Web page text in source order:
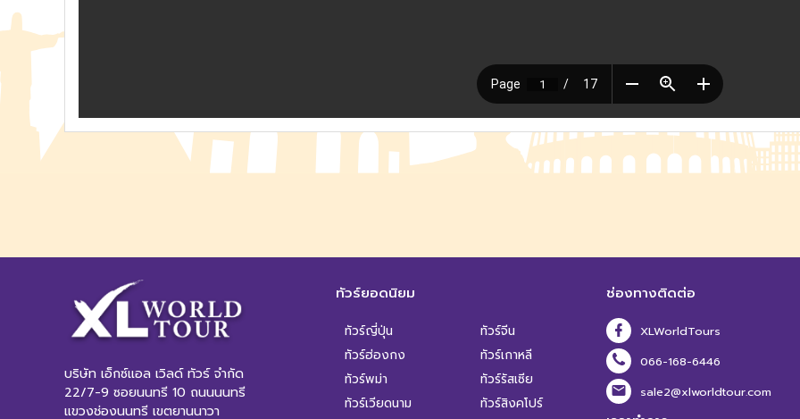
บริษัท เอ็กซ์แอล เวิลด์ ทัวร์ จำกัด
22/7-9 ซอยนนทรี 10 ถนนนนทรี
แขวงช่องนนทรี เขตยานนาวา
ทัวร์ยอดนิยม
ทัวร์ญี่ปุ่น
ทัวร์ฮ่องกง
ทัวร์พม่า
ทัวร์เวียดนาม
ทัวร์จีน
ทัวร์เกาหลี
ทัวร์รัสเซีย
ทัวร์สิงคโปร์
ช่องทางติดต่อ
XLWorldTours
066-168-6446
sale2@xlworldtour.com